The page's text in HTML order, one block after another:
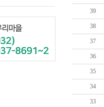
39
38
37
36
35
34
33